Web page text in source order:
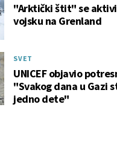
"Arktički štit" se
vojsku na Grenland
SVET
UNICEF objavio
"Svakog dana u Gazi
jedno dete"